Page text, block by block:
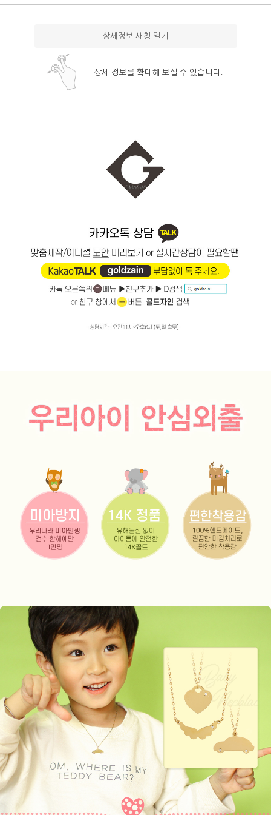
상세정보 새창 열기
상세 정보를 확대해 보실 수 있습니다.